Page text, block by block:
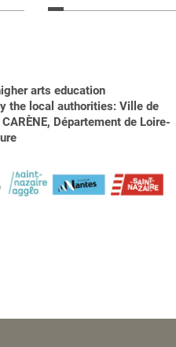
arts education
the local authorities: Ville de
Département de Loire-